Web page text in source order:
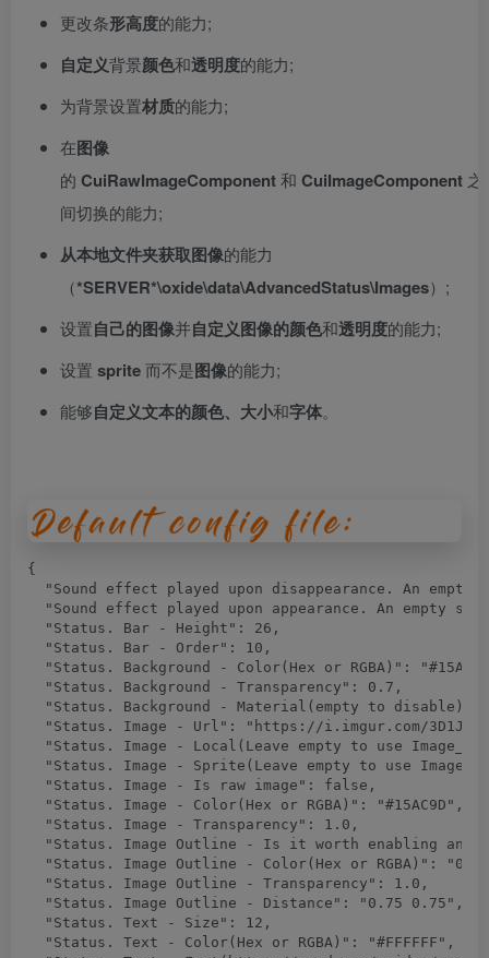
更改条形高度的能力;
自定义背景颜色和透明度的能力;
为背景设置材质的能力;
在图像
的 CuiRawImageComponent和 CuiImageComponent 之
间切换的能力;
从本地文件夹获取图像的能力
（*SERVER*\oxide\data\AdvancedStatus\Images）;
设置自己的图像并自定义图像的颜色和透明度的能力;
设置 sprite而不是图像的能力;
能够自定义文本的颜色、 大小和字体。
{
"Sound effect played upon disappearance. An empty
"Sound effect played upon appearance. An empty
  "Status. Bar - Height": 26,
  "Status. Bar - Order": 10,
"Status. Background - Color(Hex or RGBA)":
  "Status. Background - Transparency": 0.7,
"Status. Background - Material(empty to disable)":
"Status. Image - Url": "https://i.imgur.com/
"Status. Image - Local(Leave empty to use
"Status. Image - Sprite(Leave empty to use
  "Status. Image - Is raw image": false,
  "Status. Image - Color(Hex or RGBA)": "#15AC9D",
  "Status. Image - Transparency": 1.0,
"Status. Image Outline - Is it worth enabling an
"Status. Image Outline - Color(Hex or RGBA)": "0.1
  "Status. Image Outline - Transparency": 1.0,
  "Status. Image Outline - Distance": "0.75 0.75",
  "Status. Text - Size": 12,
  "Status. Text - Color(Hex or RGBA)": "#FFFFFF",